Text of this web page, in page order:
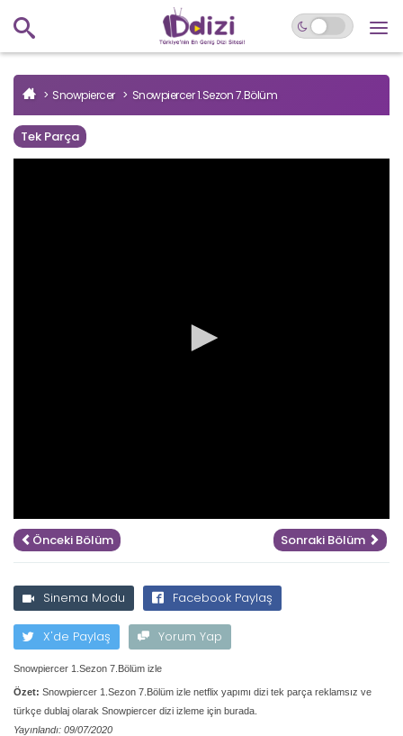
Snowpiercer Snowpiercer 1.Sezon 7.Bölüm
Tek Parça
Önceki Bölüm Sonraki Bölüm
Sinema Modu Facebook Paylaş
X'de Paylaş Yorum Yap
Snowpiercer 1.Sezon 7.Bölüm izle
Özet: Snowpiercer 1.Sezon 7.Bölüm izle netflix yapımı dizi tek parça reklamsız ve
türkçe dublaj olarak Snowpiercer dizi izleme için burada.
Yayınlandı: 09/07/2020